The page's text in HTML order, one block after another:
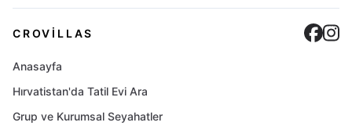
CROVILLAS
Anasayfa
Hırvatistan'da Tatil Evi Ara
Grup ve Kurumsal Seyahatler